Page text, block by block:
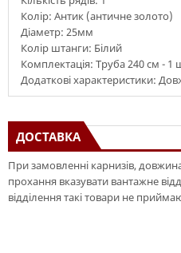
Колір: Антик (античне золото)
Діаметр: 25мм
Колір штанги: Білий
Комплектація: Труба 240 см -
Додаткові характеристики:
ДОСТАВКА
При замовленні карнизів,
прохання вказувати вантажне
відділення такі товари не